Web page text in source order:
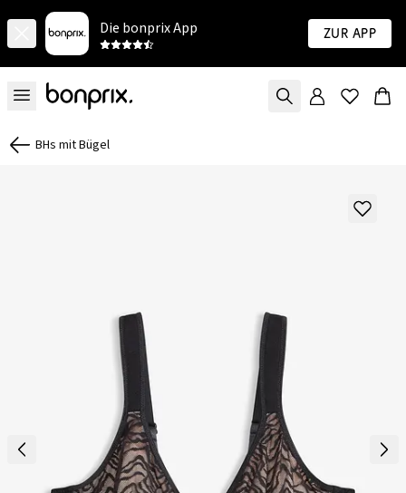
Die bonprix App Zur App
BHs mit Bügel